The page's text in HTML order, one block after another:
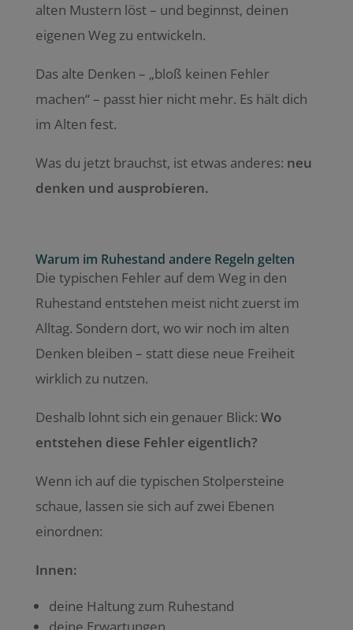
alten Mustern löst – und beginnst, deinen
eigenen Weg zu entwickeln.
Das alte Denken – „bloß keinen Fehler
machen“ – passt hier nicht mehr. Es hält dich
im Alten fest.
Was du jetzt brauchst, ist etwas anderes: neu
denken und ausprobieren.
Warum im Ruhestand andere Regeln gelten
Die typischen Fehler auf dem Weg in den
Ruhestand entstehen meist nicht zuerst im
Alltag. Sondern dort, wo wir noch im alten
Denken bleiben – statt diese neue Freiheit
wirklich zu nutzen.
Deshalb lohnt sich ein genauer Blick: Wo
entstehen diese Fehler eigentlich?
Wenn ich auf die typischen Stolpersteine
schaue, lassen sie sich auf zwei Ebenen
einordnen:
Innen:
deine Haltung zum Ruhestand